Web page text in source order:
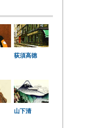
荻須高徳
山下清